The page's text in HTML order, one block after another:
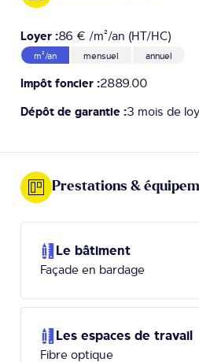
Loyer :86 € /m²/an (HT/HC)
m²/an mensuel annuel
Impôt foncier :2889.00
Dépôt de garantie :3 mois de
Prestations &
Le bâtiment
Façade en bardage
Les espaces de travail
Fibre optique